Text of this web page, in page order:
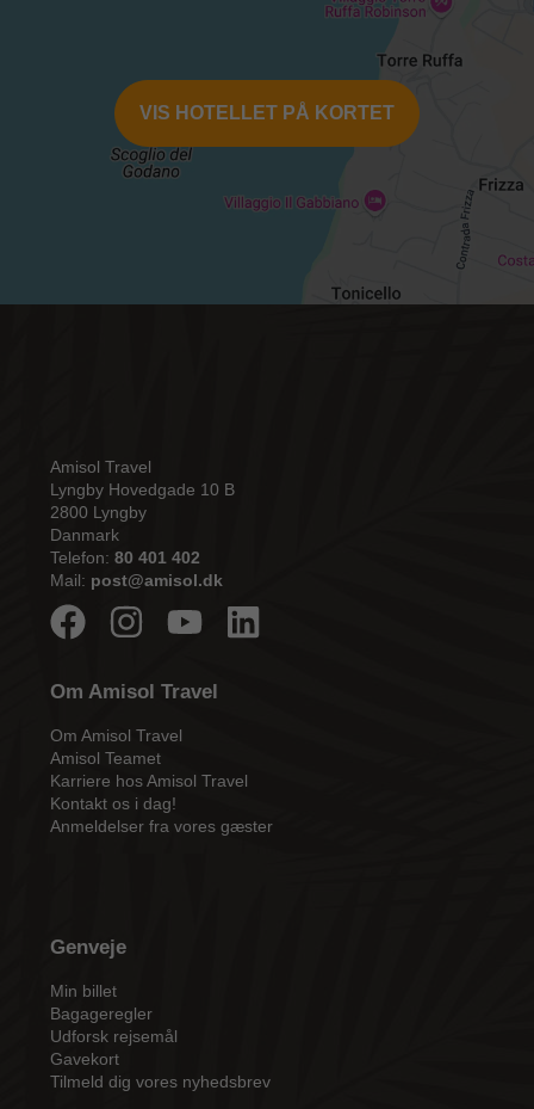
VIS HOTELLET PÅ KORTET
Amisol Travel
Lyngby Hovedgade 10 B
2800 Lyngby
Danmark
Telefon: 80 401 402
Mail: post@amisol.dk
Om Amisol Travel
Om Amisol Travel
Amisol Teamet
Karriere hos Amisol Travel
Kontakt os i dag!
Anmeldelser fra vores gæster
Genveje
Min billet
Bagageregler
Udforsk rejsemål
Gavekort
Tilmeld dig vores nyhedsbrev